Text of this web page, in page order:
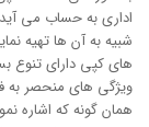
اداری به حساب می
شبیه به آن ها تهیه
های کپی دارای تنوع
ویژگی های منحصر به
همان گونه که اشاره